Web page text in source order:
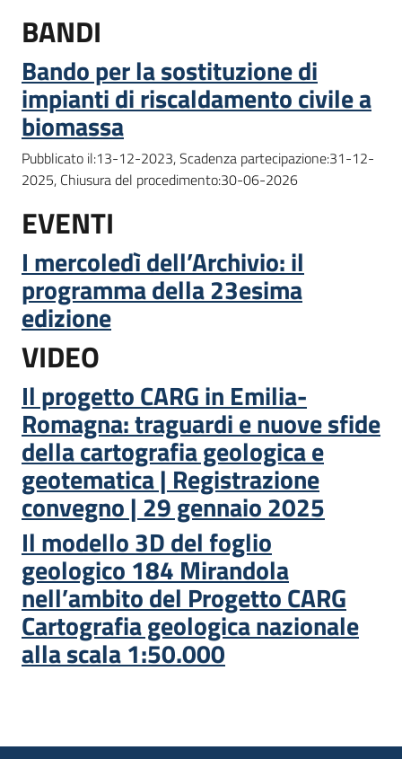
BANDI
Bando per la sostituzione di
impianti di riscaldamento civile a
biomassa
Pubblicato il:13-12-2023, Scadenza partecipazione:31-12-
2025, Chiusura del procedimento:30-06-2026
EVENTI
I mercoledì dell’Archivio: il
programma della 23esima
edizione
VIDEO
Il progetto CARG in Emilia-
Romagna: traguardi e nuove sfide
della cartografia geologica e
geotematica | Registrazione
convegno | 29 gennaio 2025
Il modello 3D del foglio
geologico 184 Mirandola
nell’ambito del Progetto CARG
Cartografia geologica nazionale
alla scala 1:50.000